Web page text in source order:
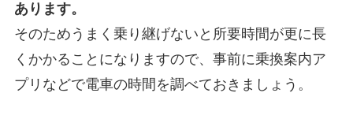
あります。
そのためうまく乗り継げないと所要時間が更に長
くかかることになりますので、事前に乗換案内ア
プリなどで電車の時間を調べておきましょう。